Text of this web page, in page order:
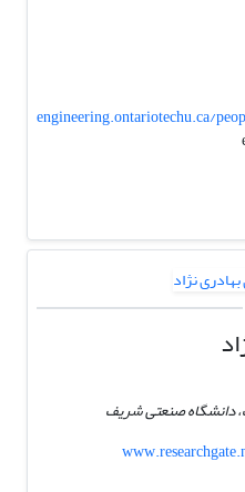
engineering.ontariotechu.ca/
دانشگاه صنعتی شریف